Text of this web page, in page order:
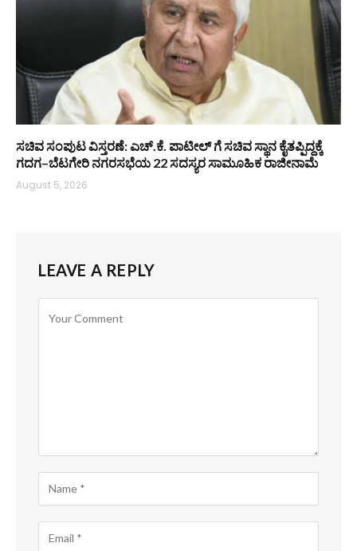
ಸಚಿವ ಸಂಪುಟ ವಿಸ್ತರಣೆ: ಎಚ್.ಕೆ. ಪಾಟೀಲ್ ಗೆ ಸಚಿವ ಸ್ಥಾನ ಕೈತಪ್ಪಿದ್ದಕ್ಕೆ
ಗದಗ–ಬೆಟಗೇರಿ ನಗರಸಭೆಯ 22 ಸದಸ್ಯರ ಸಾಮೂಹಿಕ ರಾಜೀನಾಮೆ
August 5, 2026
LEAVE A REPLY